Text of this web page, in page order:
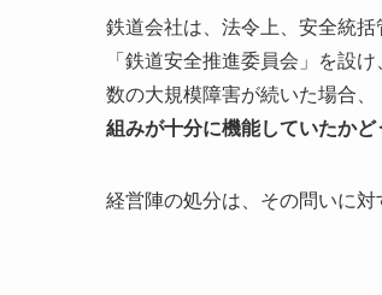
鉄道会社は、法令上、安全統
「鉄道安全推進委員会」を設
数の大規模障害が続いた場合、
組みが十分に機能していたかど
経営陣の処分は、その問いに対